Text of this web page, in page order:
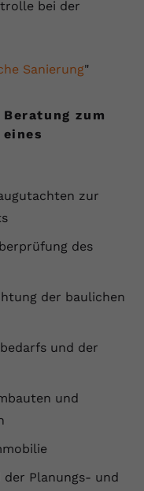
bei der
Sanierung"
zum
zur
des
der baulichen
und der
und
Planungs- und